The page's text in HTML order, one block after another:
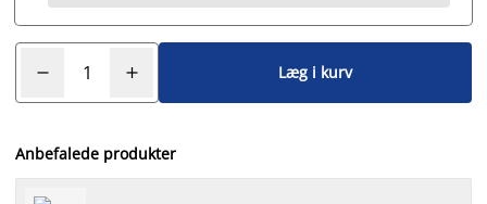
Læg i kurv
Anbefalede produkter